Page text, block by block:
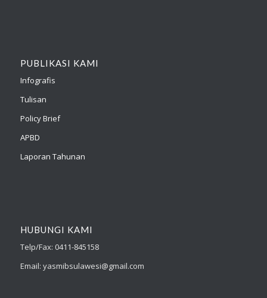
PUBLIKASI KAMI
Infografis
Tulisan
Policy Brief
APBD
Laporan Tahunan
HUBUNGI KAMI
Telp/Fax: 0411-845158
Email: yasmibsulawesi@gmail.com